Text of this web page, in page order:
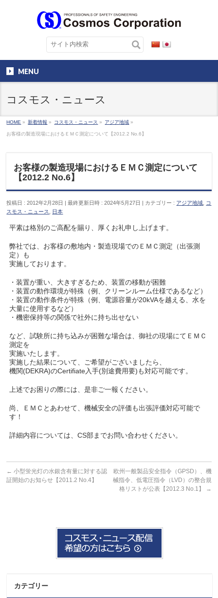
MENU
コスモス・ニュース
HOME » 新着情報 » コスモス・ニュース » アジア地域 »
お客様の製造現場におけるＥＭＣ測定について【2012.2 No.6】
お客様の製造現場におけるＥＭＣ測定について
【2012.2 No.6】
投稿日 : 2012年2月28日 最終更新日時 : 2024年5月27日 カテゴリー : アジア地域
コ
スモス・ニュース
日本
平素は格別のご高配を賜り、厚くお礼申し上げます。
弊社では、お客様の敷地内・製造現場でのＥＭＣ測定（出張測
定）も
実施しております。
・装置が重い、大きすぎるため、装置の移動が困難
・装置の動作環境が特殊（例、クリーンルーム仕様であるなど）
・装置の動作条件が特殊（例、電源容量が20kVAを越える、水を
大量に使用するなど）
・機密保持等の関係で社外に持ち出せない
など、試験所に持ち込みが困難な場合は、御社の現場にてＥＭＣ
測定を
実施いたします。
実施した結果について、ご希望がございましたら、
機関(DEKRA)のCertifiate入手(別途費用要)も対応可能です。
上述でお困りの際には、是非ご一報ください。
尚、ＥＭＣとあわせて、機械安全の評価も出張評価対応可能で
す！
詳細内容については、CS部までお問い合わせください。
← 小型蛍光灯の水銀含有量に対する認
証開始のお知らせ【2011.2 No.4】
欧州一般製品安全指令（GPSD）、機
械指令、低電圧指令（LVD）の整合規
格リストが公表【2012.3 No.1】
→
カテゴリー